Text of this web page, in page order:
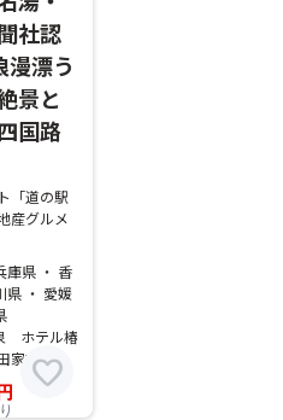
社認
漫漂う
景と
国路
「道の駅
産グルメ
庫県 ・ 香
県 ・ 愛媛
ホテル椿
家本店
円 favorite